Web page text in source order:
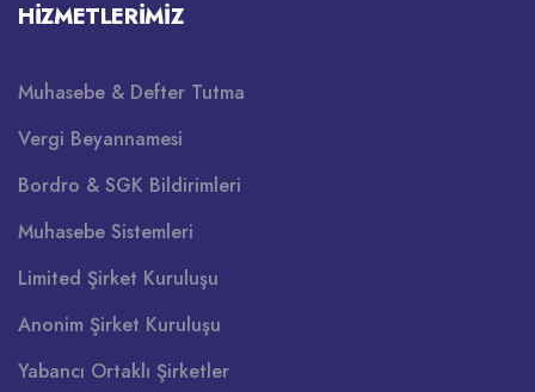
HIZMETLERIMIZ
Muhasebe & Defter Tutma
Vergi Beyannamesi
Bordro & SGK Bildirimleri
Muhasebe Sistemleri
Limited Şirket Kuruluşu
Anonim Şirket Kuruluşu
Yabancı Ortaklı Şirketler